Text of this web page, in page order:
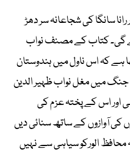
سانگا کی شجاعانہ سر دھڑ
گی۔ کتاب کے مصنف نواب
ہے کہ اس ناول میں ہندوستان
میں مغل نواب ظہیر الدین
اور اس کے پختہ عزم کی
کی آوازوں کے ساتھ سنائی دیں
الورکو سیاہی سے نہیں